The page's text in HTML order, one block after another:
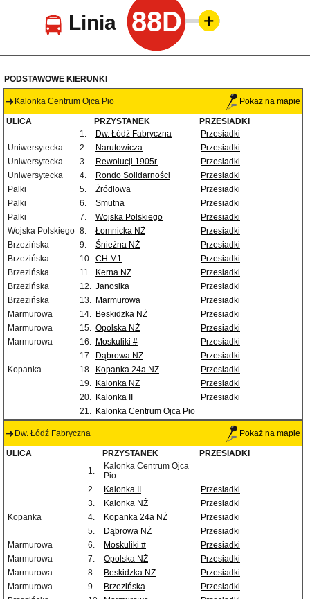
Linia 88D
PODSTAWOWE KIERUNKI
Kalonka Centrum Ojca Pio Pokaż na mapie
ULICA PRZYSTANEK
PRZESIADKI
1.
Dw. Łódź Fabryczna
Przesiadki
Uniwersytecka
2. Narutowicza
Przesiadki
Uniwersytecka
3. Rewolucji 1905r.
Przesiadki
Uniwersytecka
4. Rondo Solidarności
Przesiadki
Palki
5. Źródłowa
Przesiadki
Palki
6. Smutna
Przesiadki
Palki
7. Wojska Polskiego
Przesiadki
Wojska Polskiego 8. Łomnicka NŻ
Przesiadki
Brzezińska
9. Śnieżna NŻ
Przesiadki
Brzezińska
10. CH M1
Przesiadki
Brzezińska
11. Kerna NŻ
Przesiadki
Brzezińska
12. Janosika
Przesiadki
Brzezińska
13. Marmurowa
Przesiadki
Marmurowa
14. Beskidzka NŻ
Przesiadki
Marmurowa
15. Opolska NŻ
Przesiadki
Marmurowa
16. Moskuliki #
Przesiadki
17. Dąbrowa NŻ
Przesiadki
Kopanka
18. Kopanka 24a NŻ
Przesiadki
19. Kalonka NŻ
Przesiadki
20. Kalonka II
Przesiadki
21. Kalonka Centrum Ojca Pio
Dw. Łódź Fabryczna Pokaż na mapie
ULICA PRZYSTANEK
PRZESIADKI
1.
Kalonka Centrum Ojca
Pio
2.
Kalonka II
Przesiadki
3.
Kalonka NŻ
Przesiadki
Kopanka
4. Kopanka 24a NŻ
Przesiadki
5.
Dąbrowa NŻ
Przesiadki
Marmurowa
6. Moskuliki #
Przesiadki
Marmurowa
7. Opolska NŻ
Przesiadki
Marmurowa
8. Beskidzka NŻ
Przesiadki
Marmurowa
9. Brzezińska
Przesiadki